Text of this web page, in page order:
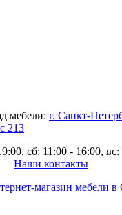
мебели: г. Санкт-
213
сб: 11:00 - 16:00,
Наши контакты